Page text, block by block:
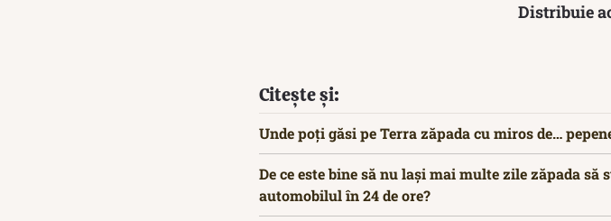
Distribuie
Citește și:
Unde poți găsi pe Terra zăpada cu miros de…
De ce este bine să nu lași mai multe zile zăpada
automobilul în 24 de ore?